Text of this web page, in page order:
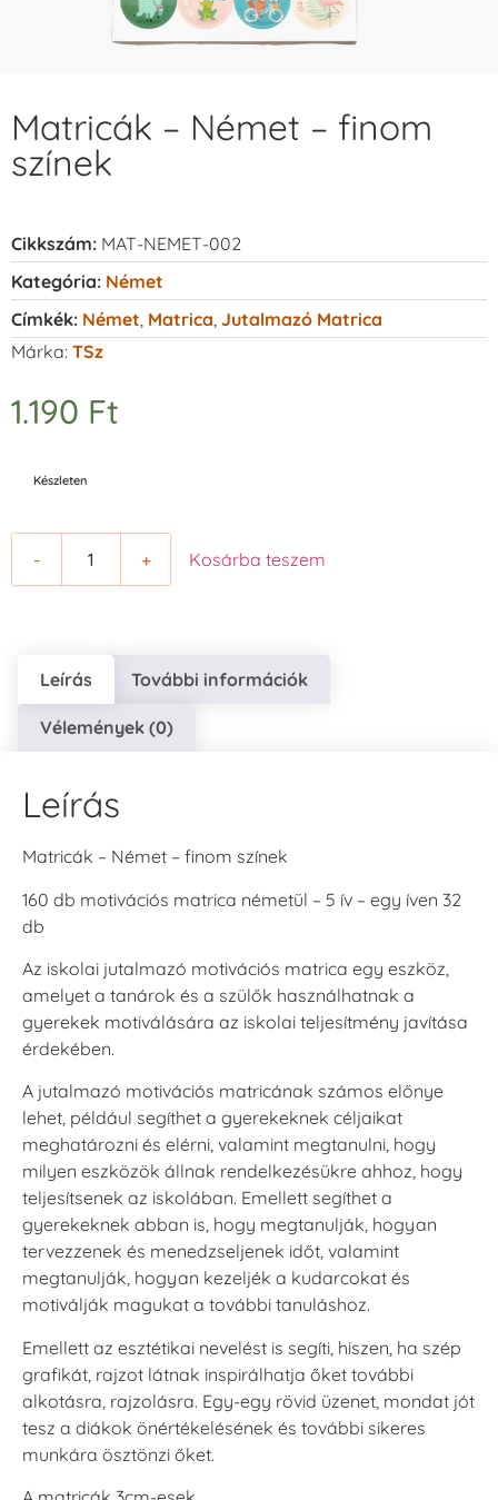
Matricák – Német – finom
színek
Cikkszám: MAT-NEMET-002
Kategória: Német
Címkék: Német Matrica Jutalmazó Matrica
Márka: TSz
1.190 Ft
Készleten
- + Kosárba teszem
Leírás További információk
Vélemények (0)
Leírás
Matricák – Német – finom színek
160 db motivációs matrica németül – 5 ív – egy íven 32
db
Az iskolai jutalmazó motivációs matrica egy eszköz,
amelyet a tanárok és a szülők használhatnak a
gyerekek motiválására az iskolai teljesítmény javítása
érdekében.
A jutalmazó motivációs matricának számos előnye
lehet, például segíthet a gyerekeknek céljaikat
meghatározni és elérni, valamint megtanulni, hogy
milyen eszközök állnak rendelkezésükre ahhoz, hogy
teljesítsenek az iskolában. Emellett segíthet a
gyerekeknek abban is, hogy megtanulják, hogyan
tervezzenek és menedzseljenek időt, valamint
megtanulják, hogyan kezeljék a kudarcokat és
motiválják magukat a további tanuláshoz.
Emellett az esztétikai nevelést is segíti, hiszen, ha szép
grafikát, rajzot látnak inspirálhatja őket további
alkotásra, rajzolásra. Egy-egy rövid üzenet, mondat jót
tesz a diákok önértékelésének és további sikeres
munkára ösztönzi őket.